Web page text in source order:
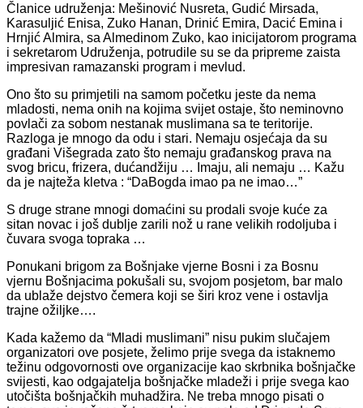
Članice udruženja: Mešinović Nusreta, Gudić Mirsada,
Karasuljić Enisa, Zuko Hanan, Drinić Emira, Dacić Emina i
Hrnjić Almira, sa Almedinom Zuko, kao inicijatorom programa
i sekretarom Udruženja, potrudile su se da pripreme zaista
impresivan ramazanski program i mevlud.
Ono što su primjetili na samom početku jeste da nema
mladosti, nema onih na kojima svijet ostaje, što neminovno
povlači za sobom nestanak muslimana sa te teritorije.
Razloga je mnogo da odu i stari. Nemaju osjećaja da su
građani Višegrada zato što nemaju građanskog prava na
svog bricu, frizera, dućandžiju … Imaju, ali nemaju … Kažu
da je najteža kletva : “DaBogda imao pa ne imao…”
S druge strane mnogi domaćini su prodali svoje kuće za
sitan novac i još dublje zarili nož u rane velikih rodoljuba i
čuvara svoga topraka …
Ponukani brigom za Bošnjake vjerne Bosni i za Bosnu
vjernu Bošnjacima pokušali su, svojom posjetom, bar malo
da ublaže dejstvo čemera koji se širi kroz vene i ostavlja
trajne ožiljke….
Kada kažemo da “Mladi muslimani” nisu pukim slučajem
organizatori ove posjete, želimo prije svega da istaknemo
težinu odgovornosti ove organizacije kao skrbnika bošnjačke
svijesti, kao odgajatelja bošnjačke mladeži i prije svega kao
utočišta bošnjačkih muhadžira. Ne treba mnogo pisati o